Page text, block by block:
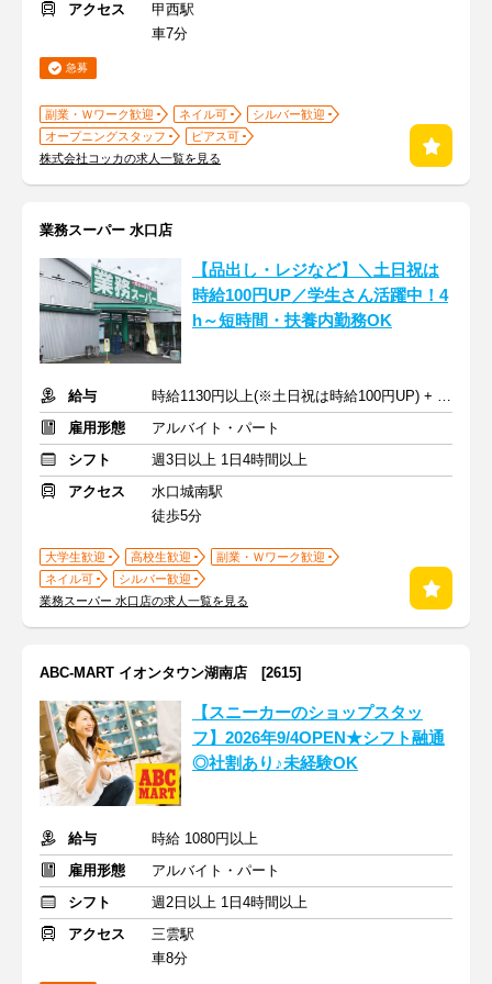
アクセス
甲西駅
車7分
急募
副業・Ｗワーク歓迎 ネイル可
シルバー歓迎
オープニングスタッフ
ピアス可
株式会社コッカの求人一覧を見る
業務スーパー 水口店
【品出し・レジなど】＼土日祝は
時給100円UP／学生さん活躍中！4
h～短時間・扶養内勤務OK
給与
時給1130円以上(※土日祝は時給100円UP) + 交通費支給
雇用形態
アルバイト・パート
シフト
週3日以上 1日4時間以上
アクセス
水口城南駅
徒歩5分
大学生歓迎 高校生歓迎
副業・Ｗワーク歓迎
ネイル可
シルバー歓迎
業務スーパー 水口店の求人一覧を見る
ABC-MART イオンタウン湖南店 [2615]
【スニーカーのショップスタッ
フ】2026年9/4OPEN★シフト融通
◎社割あり♪未経験OK
給与
時給 1080円以上
雇用形態
アルバイト・パート
シフト
週2日以上 1日4時間以上
アクセス
三雲駅
車8分